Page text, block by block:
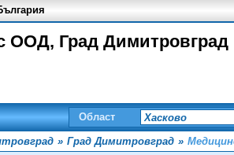
ООД, Град Димитровград
Област
» Град Димитровград »